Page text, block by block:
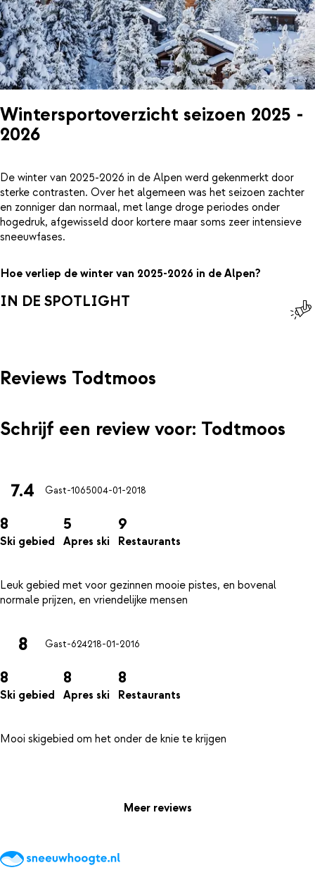
Wintersportoverzicht seizoen 2025 -
2026
De winter van 2025-2026 in de Alpen werd gekenmerkt door
sterke contrasten. Over het algemeen was het seizoen zachter
en zonniger dan normaal, met lange droge periodes onder
hogedruk, afgewisseld door kortere maar soms zeer intensieve
sneeuwfases.
Hoe verliep de winter van 2025-2026 in de Alpen?
IN DE SPOTLIGHT
Reviews Todtmoos
Schrijf een review voor: Todtmoos
7.4 Gast-1065004-01-2018
8
Ski gebied
5
Apres ski
9
Restaurants
Leuk gebied met voor gezinnen mooie pistes, en bovenal
8 Gast-624218-01-2016
8
Ski gebied
8
Apres ski
8
Restaurants
Mooi skigebied om het onder de knie te krijgen
Meer reviews